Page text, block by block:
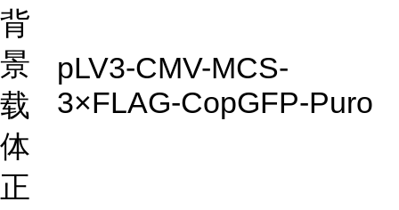
背
景
载
体
pLV3-CMV-MCS-
3×FLAG-CopGFP-Puro
正